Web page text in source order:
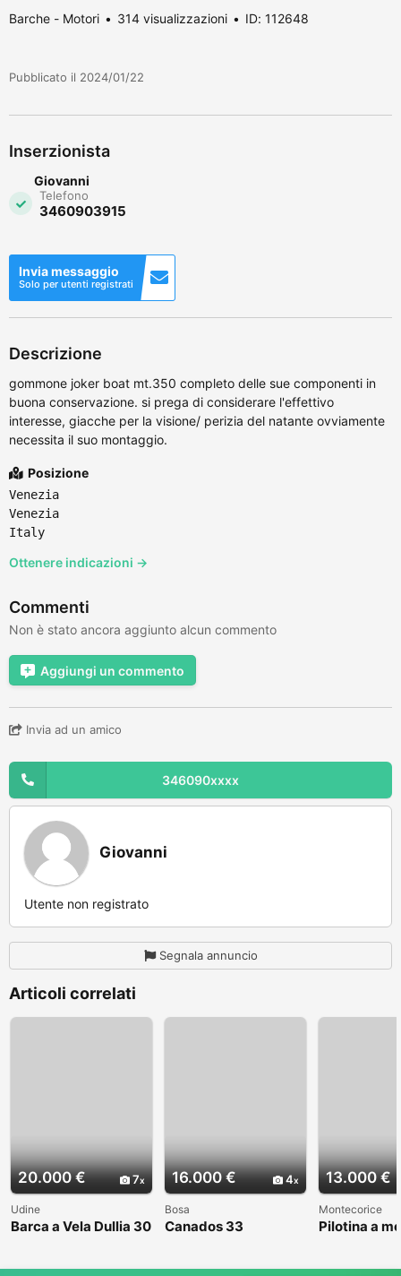
Barche - Motori 314 visualizzazioni ID: 112648
Pubblicato il 2024/01/22
Inserzionista
Giovanni
Telefono
3460903915
Invia messaggio
Solo per utenti registrati
Descrizione
gommone joker boat mt.350 completo delle sue componenti in
buona conservazione. si prega di considerare l'effettivo
interesse, giacche per la visione/ perizia del natante ovviamente
necessita il suo montaggio.
Posizione
Venezia
Venezia
Italy
Ottenere indicazioni →
Commenti
Non è stato ancora aggiunto alcun commento
Aggiungi un commento
Invia ad un amico
346090xxxx
Giovanni
Utente non registrato
Segnala annuncio
Articoli correlati
20.000 € 7
Udine
Barca a Vela Dullia 30
16.000 € 4
Bosa
Canados 33
13.000 €
Montecorice
Pilotina a